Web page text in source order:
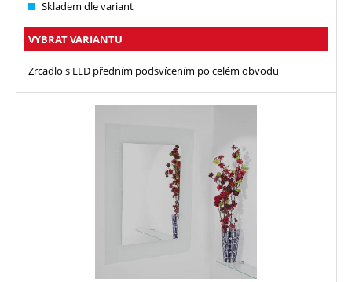
Skladem dle variant
VYBRAT VARIANTU
Zrcadlo s LED předním podsvícením po celém obvodu